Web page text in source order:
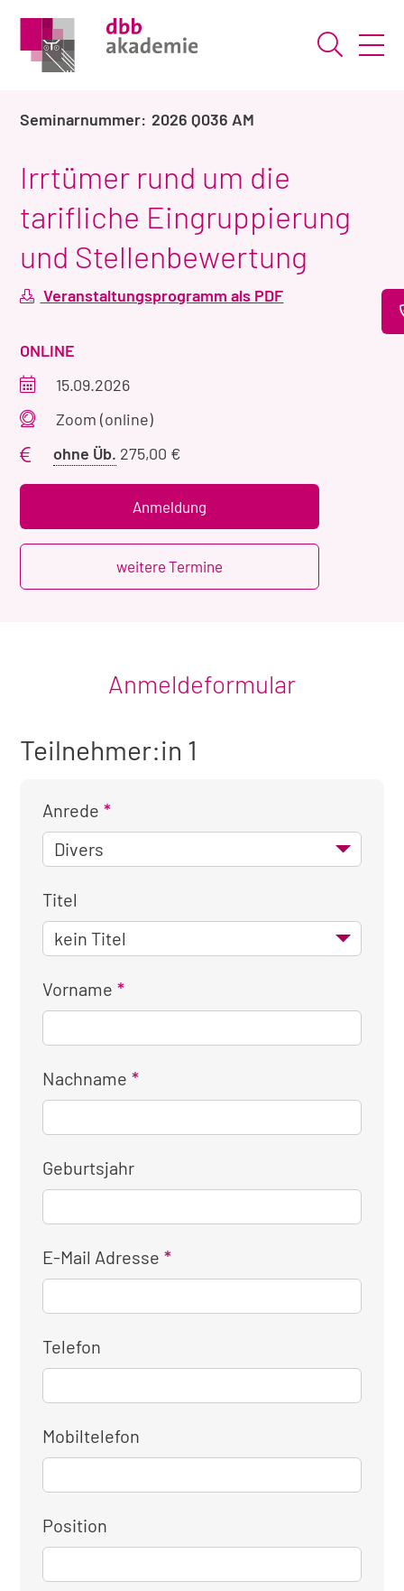
Suche
2026 Q036 AM
Irrtümer rund um die
tarifliche Eingruppierung
und Stellenbewertung
Veranstaltungsprogramm als PDF
VERANSTALTUNGSART
ONLINE
Veranstaltungszeitraum
15.09.2026
Veranstaltungsort
Zoom (online)
ohne Üb. Preis
Übernachtung
275,00 €
Anmeldung
weitere Termine
Anmeldeformular
Teilnehmer:in 1
Anrede
Titel
Vorname
Nachname
Geburtsjahr
E-Mail Adresse
Telefon
Mobiltelefon
Position